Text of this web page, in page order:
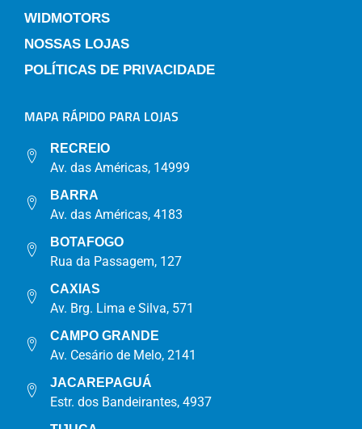
WIDMOTORS
NOSSAS LOJAS
POLÍTICAS DE PRIVACIDADE
MAPA RÁPIDO PARA LOJAS
RECREIO
Av. das Américas, 14999
BARRA
Av. das Américas, 4183
BOTAFOGO
Rua da Passagem, 127
CAXIAS
Av. Brg. Lima e Silva, 571
CAMPO GRANDE
Av. Cesário de Melo, 2141
JACAREPAGUÁ
Estr. dos Bandeirantes, 4937